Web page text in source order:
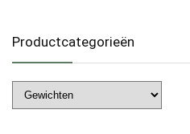
Productcategorieën